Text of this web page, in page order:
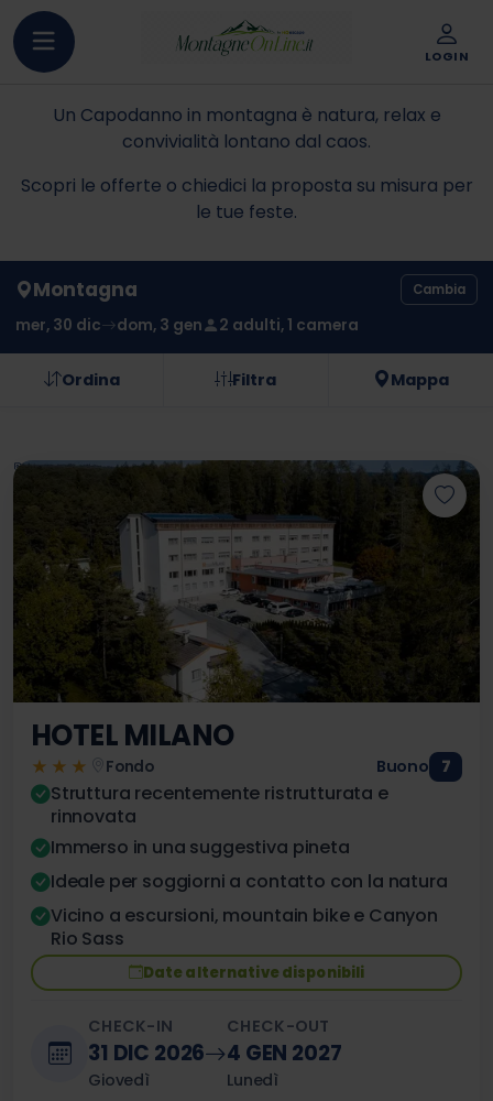
LOGIN
Un Capodanno in montagna è natura, relax e
convivialità lontano dal caos.
Scopri le offerte o chiedici la proposta su misura per
le tue feste.
Montagna Cambia
mer, 30 dic dom, 3 gen 2 adulti, 1 camera
Ordina Filtra Mappa
Hai un codice sconto?
HOTEL MILANO
★★★ Fondo Buono 7
Struttura recentemente ristrutturata e
rinnovata
Immerso in una suggestiva pineta
Ideale per soggiorni a contatto con la natura
Vicino a escursioni, mountain bike e Canyon
Rio Sass
Date alternative disponibili
CHECK-IN
31 DIC 2026
Giovedì
CHECK-OUT
4 GEN 2027
Lunedì